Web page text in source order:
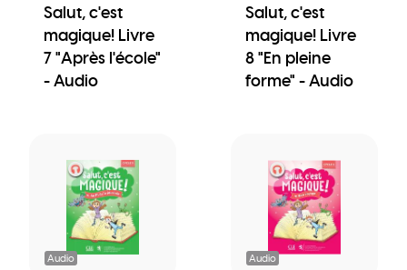
Salut, c'est
magique! Livre
7 "Après l'école"
- Audio
Salut, c'est
magique! Livre
8 "En pleine
forme" - Audio
Audio Audio